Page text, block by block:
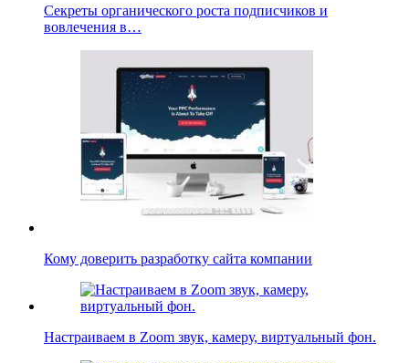
Секреты органического роста подписчиков и
вовлечения в…
Кому доверить разработку сайта компании
Настраиваем в Zoom звук, камеру, виртуальный фон.